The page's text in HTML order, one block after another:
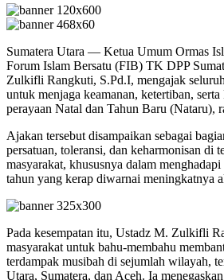
Sumatera Utara — Ketua Umum Ormas
Forum Islam Bersatu (FIB) TK DPP
Zulkifli Rangkuti, S.Pd.I, mengajak
untuk menjaga keamanan, ketertiban,
perayaan Natal dan Tahun Baru (Nataru),
Ajakan tersebut disampaikan sebagai
persatuan, toleransi, dan keharmonisan di
masyarakat, khususnya dalam
tahun yang kerap diwarnai meningkatnya
Pada kesempatan itu, Ustadz M. Zulkifli
masyarakat untuk bahu-membahu
terdampak musibah di sejumlah wilayah,
Utara, Sumatera, dan Aceh. Ia